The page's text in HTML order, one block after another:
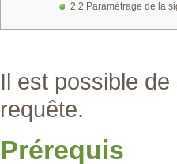
2.2 Paramétrage de la
Il est possible
requête.
Prérequis